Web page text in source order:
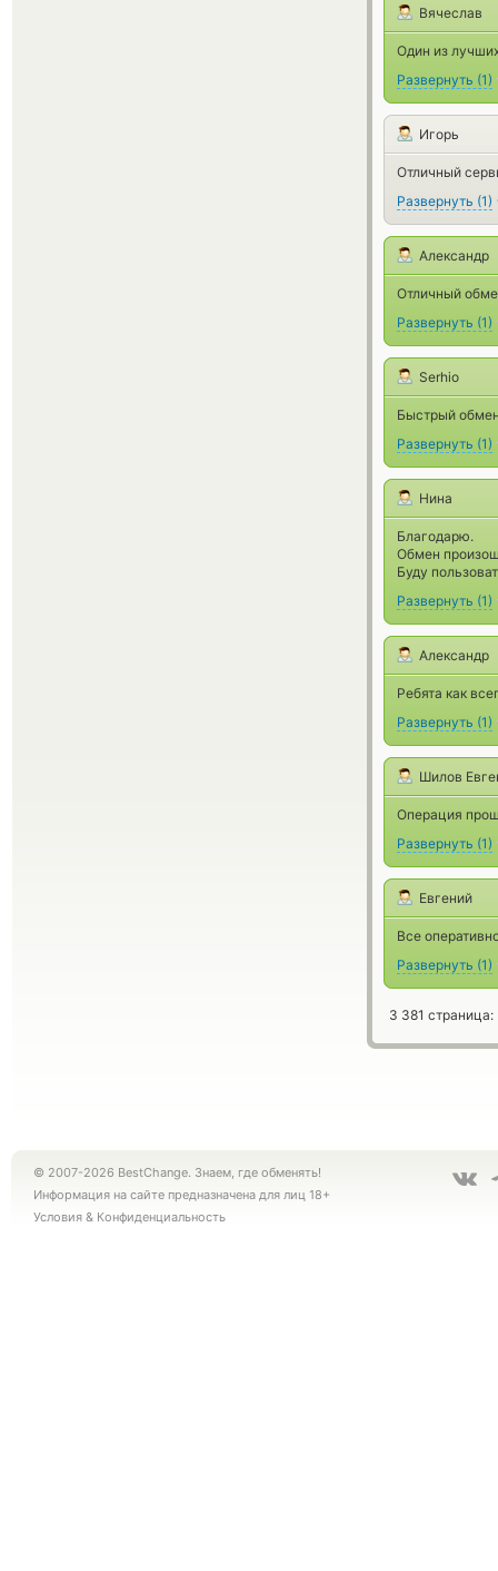
Вячеслав
Один из
Развернуть (1)
Игорь
Отличный
Развернуть (1)
Александр
Отличный
Развернуть (1)
Serhio
Быстрый
Развернуть (1)
Нина
Благодарю.
Обмен
Буду
Развернуть (1)
Александр
Ребята как
Развернуть (1)
Шилов
Операция
Развернуть (1)
Евгений
Все
Развернуть (1)
3 381 страница:
© 2007-2026 BestChange. Знаем, где обменять!
Информация на сайте предназначена для лиц 18+
Условия & Конфиденциальность